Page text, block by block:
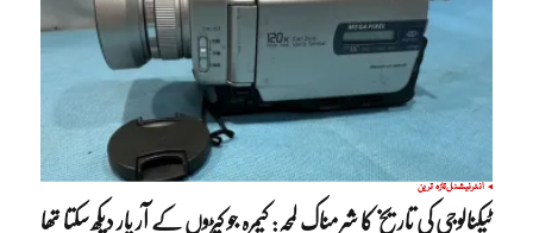
انٹرنیشنلتازہ ترین
ٹیکنالوجی کی تاریخ کا شرمناک لمحہ: کیمرہ جو کپڑوں کے آر پار دیکھ سکتا تھا